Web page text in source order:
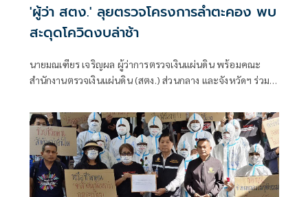
'ผู้ว่า สตง.' ลุยตรวจโครงการลำตะคอง พบ
สะดุดโควิดงบล่าช้า
นายมณเฑียร เจริญผล ผู้ว่าการตรวจเงินแผ่นดิน พร้อมคณะ
สำนักงานตรวจเงินแผ่นดิน (สตง.) ส่วนกลาง และจังหวัดฯ ร่วม
ภูมิทัศน์ลำตะคอง